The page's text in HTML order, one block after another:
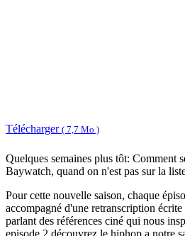
Télécharger ( 7,7 Mo )
Quelques semaines plus tôt: Comment
Baywatch, quand on n'est pas sur la
Pour cette nouvelle saison, chaque
accompagné d'une retranscription
parlant des références ciné qui nous
episode 2 découvrez le hiphop a notre